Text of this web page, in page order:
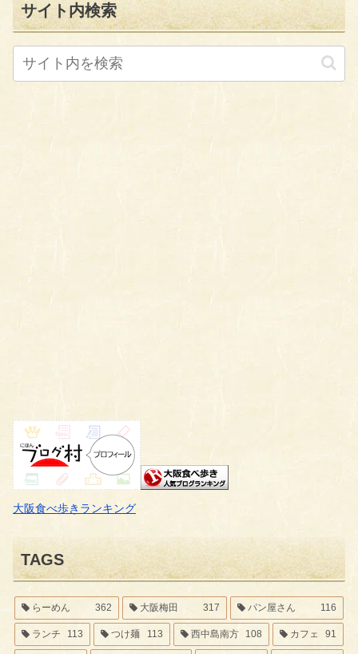
サイト内検索
大阪食べ歩きランキング
TAGS
らーめん 362 大阪梅田 317 パン屋さん 116
ランチ 113 つけ麺 113 西中島南方 108 カフェ 91